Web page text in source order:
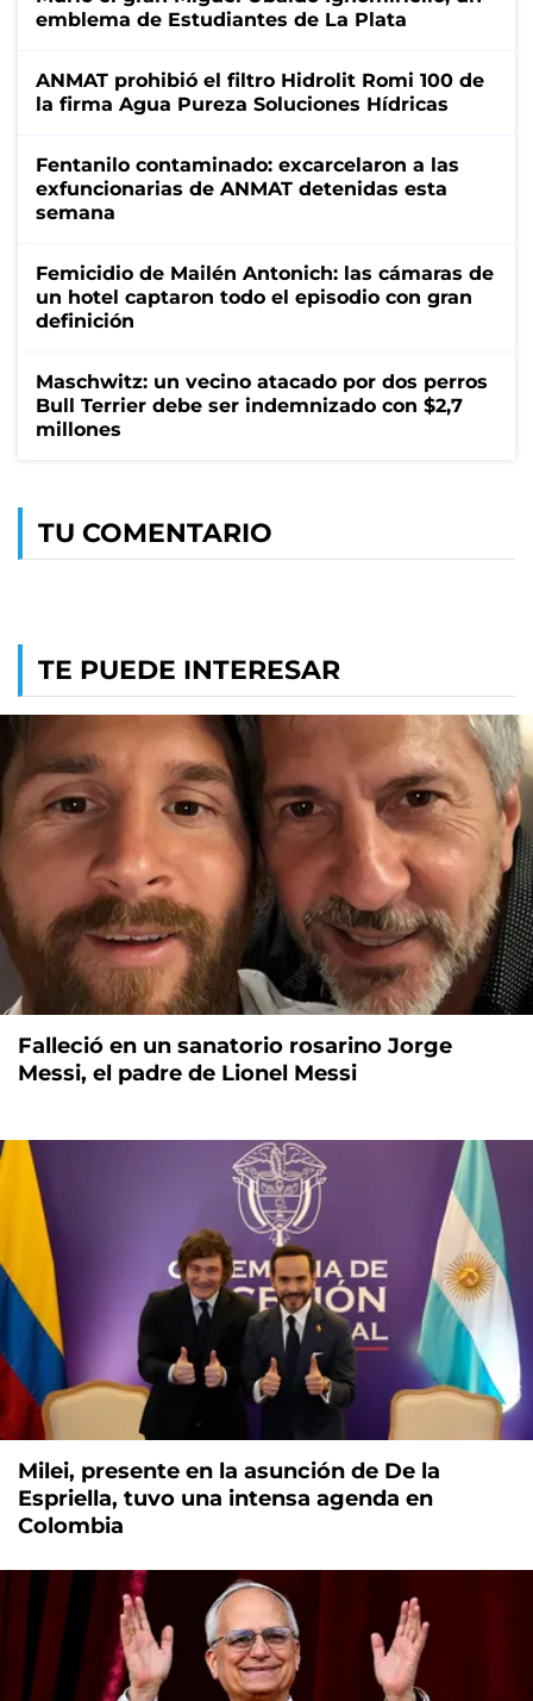
emblema de Estudiantes de La Plata
ANMAT prohibió el filtro Hidrolit Romi 100 de
la firma Agua Pureza Soluciones Hídricas
Fentanilo contaminado: excarcelaron a las
exfuncionarias de ANMAT detenidas esta
semana
Femicidio de Mailén Antonich: las cámaras de
un hotel captaron todo el episodio con gran
definición
Maschwitz: un vecino atacado por dos perros
Bull Terrier debe ser indemnizado con $2,7
millones
TU COMENTARIO
TE PUEDE INTERESAR
Falleció en un sanatorio rosarino Jorge
Messi, el padre de Lionel Messi
Milei, presente en la asunción de De la
Espriella, tuvo una intensa agenda en
Colombia